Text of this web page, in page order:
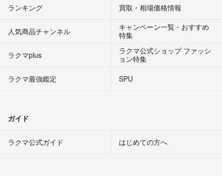
ランキング 買取・相場価格情報
人気商品チャンネル
キャンペーン一覧・おすすめ
特集
ラクマplus
ラクマ公式ショップ ファッシ
ョン特集
ラクマ最強鑑定
SPU
ガイド
ラクマ公式ガイド はじめての方へ